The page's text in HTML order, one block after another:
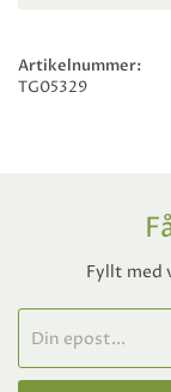
Artikelnummer:
TG05329
Fyllt med